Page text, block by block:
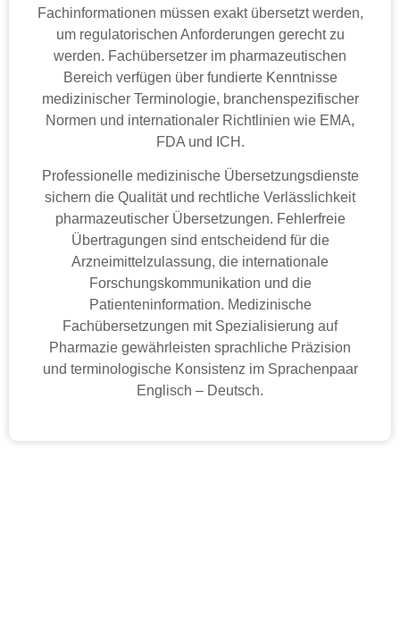
Fachinformationen müssen exakt übersetzt werden,
um regulatorischen Anforderungen gerecht zu
werden. Fachübersetzer im pharmazeutischen
Bereich verfügen über fundierte Kenntnisse
medizinischer Terminologie, branchenspezifischer
Normen und internationaler Richtlinien wie EMA,
FDA und ICH.
Professionelle medizinische Übersetzungsdienste
sichern die Qualität und rechtliche Verlässlichkeit
pharmazeutischer Übersetzungen. Fehlerfreie
Übertragungen sind entscheidend für die
Arzneimittelzulassung, die internationale
Forschungskommunikation und die
Patienteninformation. Medizinische
Fachübersetzungen mit Spezialisierung auf
Pharmazie gewährleisten sprachliche Präzision
und terminologische Konsistenz im Sprachenpaar
Englisch – Deutsch.